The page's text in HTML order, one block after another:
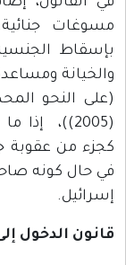
مسوغات
بإسقاط
والخيانة
(على النحو
(2005))،
كجزء من عقوبة
في حال كونه
إسرائيل.
قانون الدخول إلى